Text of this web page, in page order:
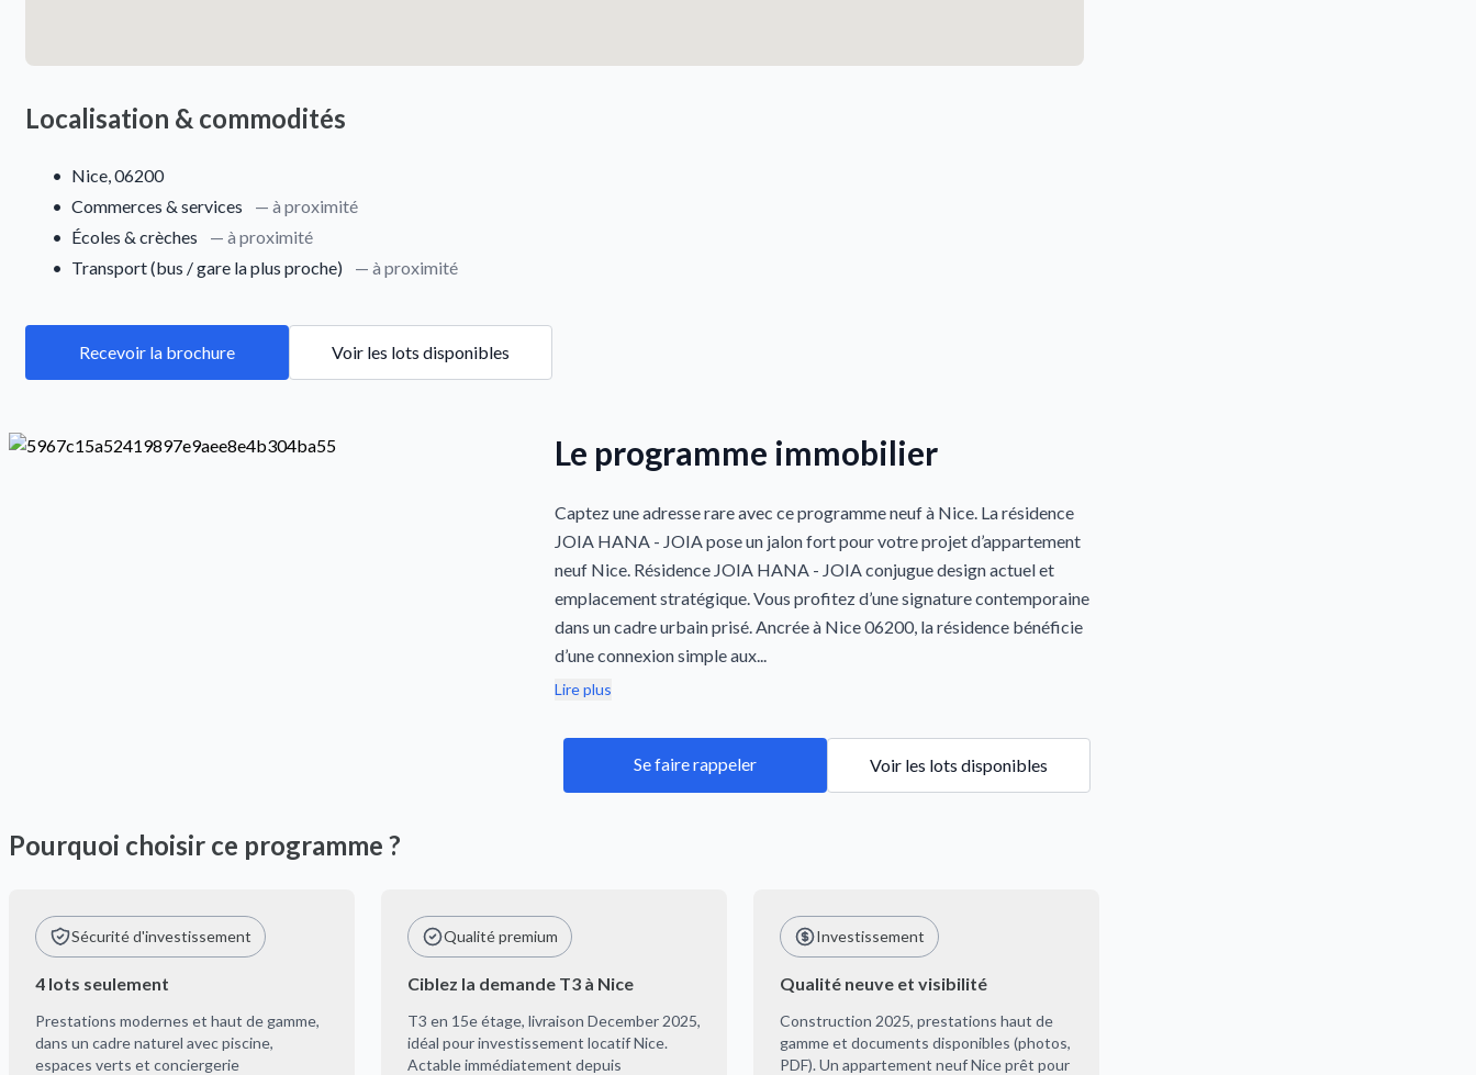
Localisation & commodités
• Nice, 06200
• Commerces & services
— à proximité
• Écoles & crèches
— à proximité
• Transport (bus / gare la plus proche) — à proximité
Recevoir la brochure Voir les lots disponibles
Le programme immobilier
Captez une adresse rare avec ce programme neuf à Nice. La résidence
JOIA HANA - JOIA pose un jalon fort pour votre projet d’appartement
neuf Nice. Résidence JOIA HANA - JOIA conjugue design actuel et
emplacement stratégique. Vous profitez d’une signature contemporaine
dans un cadre urbain prisé. Ancrée à Nice 06200, la résidence bénéficie
d’une connexion simple aux...
Lire plus
Se faire rappeler Voir les lots disponibles
Pourquoi choisir ce programme ?
Sécurité d'investissement
4 lots seulement
Prestations modernes et haut de gamme,
dans un cadre naturel avec piscine,
espaces verts et conciergerie
Qualité premium
Ciblez la demande T3 à Nice
T3 en 15e étage, livraison December 2025,
idéal pour investissement locatif Nice.
Actable immédiatement depuis
Investissement
Qualité neuve et visibilité
Construction 2025, prestations haut de
gamme et documents disponibles (photos,
PDF). Un appartement neuf Nice prêt pour